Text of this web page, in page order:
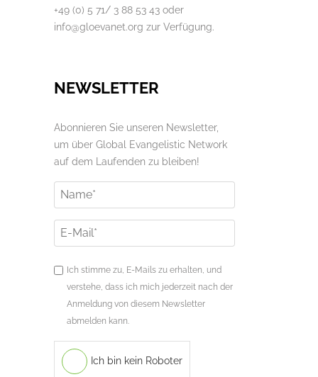
+49 (0) 5 71/ 3 88 53 43 oder
info@gloevanet.org zur Verfügung.
NEWSLETTER
Abonnieren Sie unseren Newsletter,
um über Global Evangelistic Network
auf dem Laufenden zu bleiben!
Ich stimme zu, E-Mails zu erhalten, und
verstehe, dass ich mich jederzeit nach der
Anmeldung von diesem Newsletter
abmelden kann.
Ich bin kein Roboter